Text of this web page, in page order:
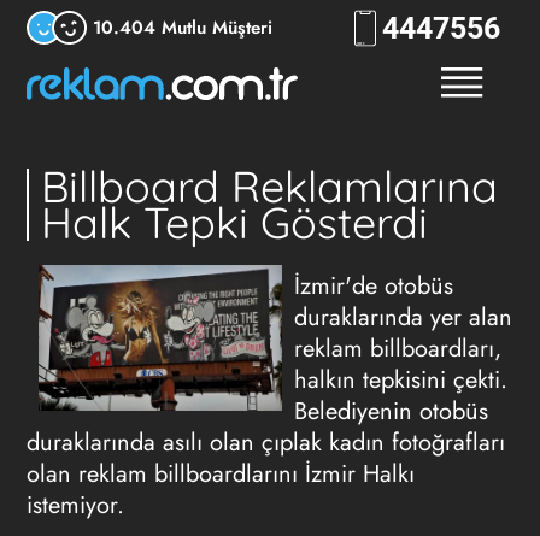
10.404 Mutlu Müşteri 444RKLM
Billboard Reklamlarına
Halk Tepki Gösterdi
İzmir'de otobüs
duraklarında yer alan
reklam billboardları,
halkın tepkisini çekti.
Belediyenin otobüs
duraklarında asılı olan çıplak kadın fotoğrafları
olan reklam billboardlarını İzmir Halkı
istemiyor.